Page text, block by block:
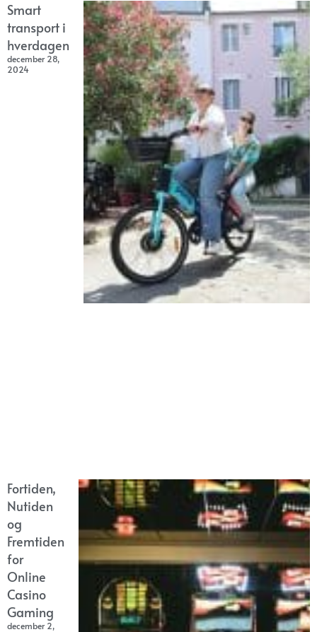
Smart
transport i
hverdagen
december 28,
2024
Fortiden,
Nutiden
og
Fremtiden
for
Online
Casino
Gaming
december 2,